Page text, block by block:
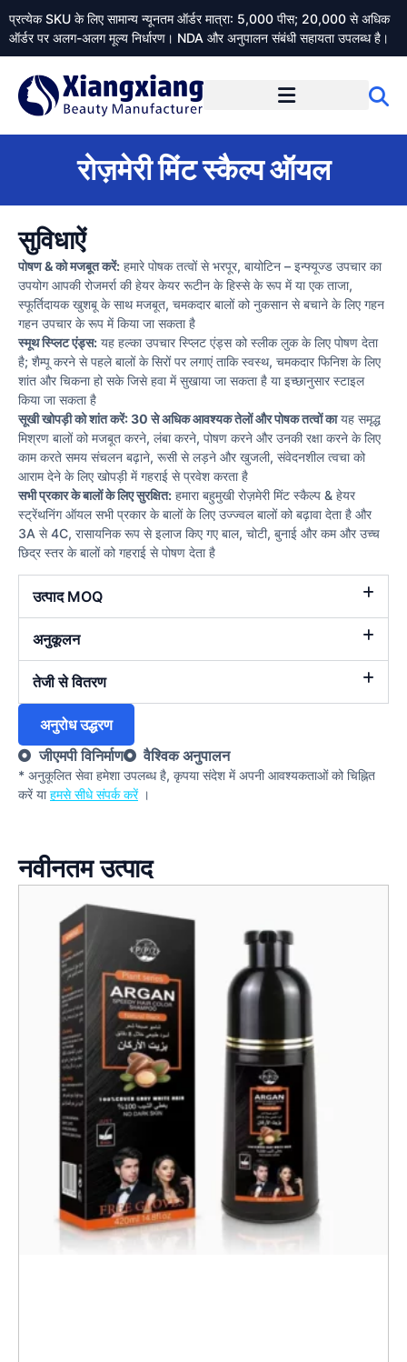
प्रत्येक SKU के लिए सामान्य न्यूनतम ऑर्डर मात्रा: 5,000 पीस; 20,000 से अधिक
ऑर्डर पर अलग-अलग मूल्य निर्धारण। NDA और अनुपालन संबंधी सहायता उपलब्ध है।
रोज़मेरी मिंट स्कैल्प ऑयल
सुविधाऐं
पोषण & को मजबूत करें: हमारे पोषक तत्वों से भरपूर, बायोटिन – इन्फ्यूज्ड उपचार का
उपयोग आपकी रोजमर्रा की हेयर केयर रूटीन के हिस्से के रूप में या एक ताजा,
स्फूर्तिदायक खुशबू के साथ मजबूत, चमकदार बालों को नुकसान से बचाने के लिए गहन
गहन उपचार के रूप में किया जा सकता है
स्मूथ स्प्लिट एंड्स: यह हल्का उपचार स्प्लिट एंड्स को स्लीक लुक के लिए पोषण देता
है; शैम्पू करने से पहले बालों के सिरों पर लगाएं ताकि स्वस्थ, चमकदार फिनिश के लिए
शांत और चिकना हो सके जिसे हवा में सुखाया जा सकता है या इच्छानुसार स्टाइल
किया जा सकता है
सूखी खोपड़ी को शांत करें: 30 से अधिक आवश्यक तेलों और पोषक तत्वों कायह समृद्ध
मिश्रण बालों को मजबूत करने, लंबा करने, पोषण करने और उनकी रक्षा करने के लिए
काम करते समय संचलन बढ़ाने, रूसी से लड़ने और खुजली, संवेदनशील त्वचा को
आराम देने के लिए खोपड़ी में गहराई से प्रवेश करता है
सभी प्रकार के बालों के लिए सुरक्षित: हमारा बहुमुखी रोज़मेरी मिंट स्कैल्प & हेयर
स्ट्रेंथनिंग ऑयल सभी प्रकार के बालों के लिए उज्ज्वल बालों को बढ़ावा देता है और
3A से 4C, रासायनिक रूप से इलाज किए गए बाल, चोटी, बुनाई और कम और उच्च
छिद्र स्तर के बालों को गहराई से पोषण देता है
उत्पाद MOQ
अनुकूलन
तेजी से वितरण
अनुरोध उद्धरण
जीएमपी विनिर्माण
वैश्विक अनुपालन
* अनुकूलित सेवा हमेशा उपलब्ध है, कृपया संदेश में अपनी आवश्यकताओं को चिह्नित
करें याहमसे सीधे संपर्क करें।
नवीनतम उत्पाद